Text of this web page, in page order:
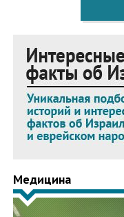
Медицина